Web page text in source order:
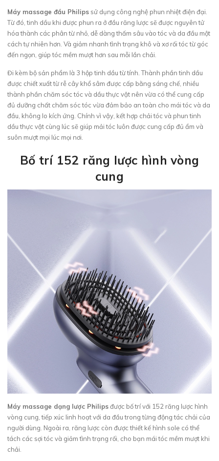
Máy massage đầu Philips sử dụng công nghệ phun nhiệt điện đại.
Từ đó, tinh dầu khi được phun ra ở đầu răng lược sẽ được nguyên tử
hóa thành các phân từ nhỏ, dễ dàng thấm sâu vào tóc và da đầu một
cách tự nhiên hơn. Và giảm nhanh tình trạng khô và xơ rối tóc từ góc
đến ngọn, giúp tóc mềm mượt hơn sau mỗi lần chải.
Đi kèm bộ sản phẩm là 3 hộp tinh dầu từ tính. Thành phần tinh dầu
được chiết xuất từ rễ cây khổ sâm được cấp bằng sáng chế, nhiều
thành phần chăm sóc tóc và dầu thực vật nên vừa có thể cung cấp
đủ dưỡng chất chăm sóc tóc vừa đảm bảo an toàn cho mái tóc và da
đầu, không lo kích ứng. Chính vì vậy, kết hợp chải tóc và phun tinh
dầu thực vật cùng lúc sẽ giúp mải tóc luôn được cung cấp đủ ẩm và
suôn mượt mọi lúc mọi nơi.
Bố trí 152 răng lược hình vòng
cung
Máy massage dạng lược Philipsđược bố trí với 152 răng lược hình
vòng cung, tiếp xúc linh hoạt với da đầu trong từng động tác chải của
người dùng. Ngoài ra, răng lược còn được thiết kế hình sole có thể
tách các sợi tóc và giảm tình trạng rối, cho bạn mái tóc mềm mượt khi
chải.